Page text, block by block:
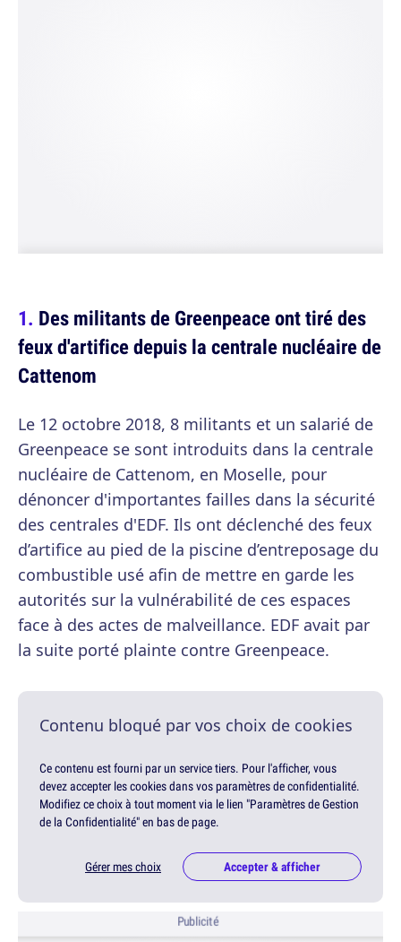
Des militants de Greenpeace ont tiré des
feux d'artifice depuis la centrale nucléaire de
Cattenom
Le 12 octobre 2018, 8 militants et un salarié de
Greenpeace se sont introduits dans la centrale
nucléaire de Cattenom, en Moselle, pour
dénoncer d'importantes failles dans la sécurité
des centrales d'EDF. Ils ont déclenché des feux
d’artifice au pied de la piscine d’entreposage du
combustible usé afin de mettre en garde les
autorités sur la vulnérabilité de ces espaces
face à des actes de malveillance. EDF avait par
la suite porté plainte contre Greenpeace.
Contenu bloqué par vos choix de cookies
Ce contenu est fourni par un service tiers. Pour l'afficher, vous
devez accepter les cookies dans vos paramètres de confidentialité.
Modifiez ce choix à tout moment via le lien "Paramètres de Gestion
de la Confidentialité" en bas de page.
Gérer mes choix Accepter & afficher
Publicité